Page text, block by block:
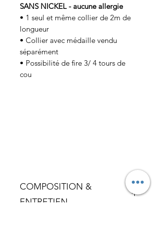
SANS NICKEL - aucune allergie
• 1 seul et même collier de 2m de
longueur
• Collier avec médaille vendu
séparément
• Possibilité de fire 3/ 4 tours de
cou
COMPOSITION &
ENTRETIEN